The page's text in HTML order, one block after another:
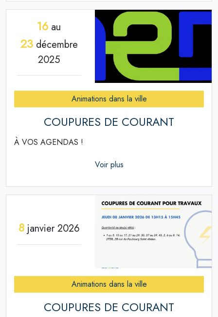
16 au
23décembre
2025
Animations dans la ville
COUPURES DE COURANT
À VOS AGENDAS !
Voir plus
8janvier 2026
Animations dans la ville
COUPURES DE COURANT